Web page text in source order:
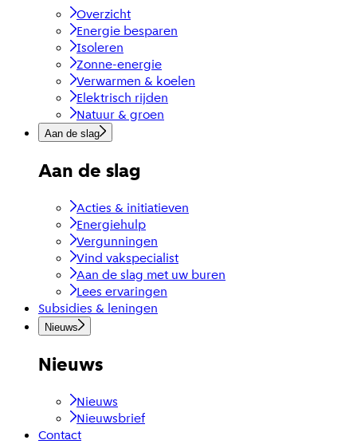
Overzicht
Energie besparen
Isoleren
Zonne-energie
Verwarmen & koelen
Elektrisch rijden
Natuur & groen
Aan de slag
Aan de slag
Acties & initiatieven
Energiehulp
Vergunningen
Vind vakspecialist
Aan de slag met uw buren
Lees ervaringen
Subsidies & leningen
Nieuws
Nieuws
Nieuws
Nieuwsbrief
Contact